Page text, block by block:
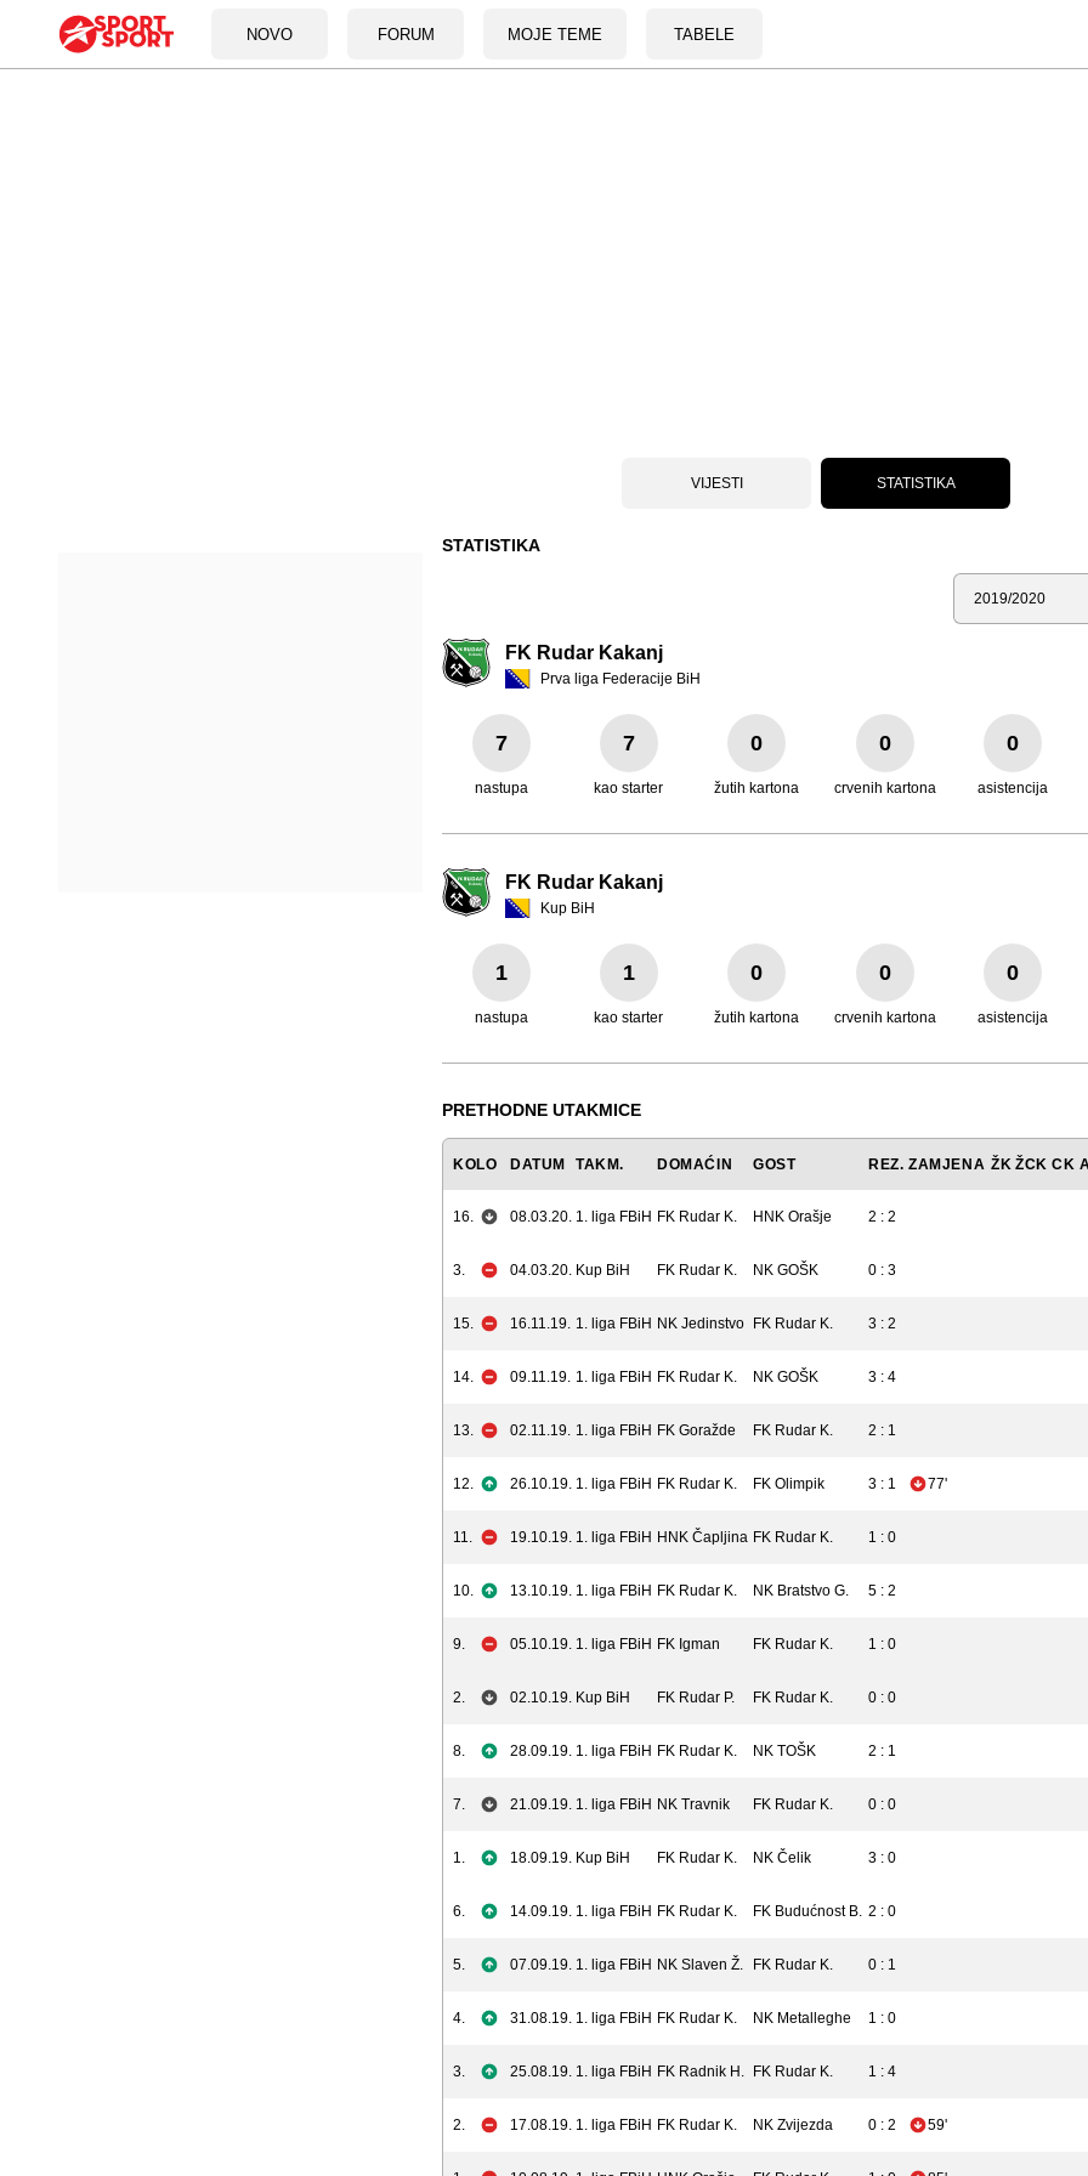
NOVO FORUM MOJE TEME TABELE
VIJESTI STATISTIKA
STATISTIKA
Sezona
FK Rudar Kakanj
Prva liga Federacije BiH
7
nastupa
7
kao starter
0
žutih kartona
0
crvenih kartona
0
asistencija
FK Rudar Kakanj
Kup BiH
1
nastupa
1
kao starter
0
žutih kartona
0
crvenih kartona
0
asistencija
PRETHODNE UTAKMICE
KOLO DATUM TAKM. DOMAĆIN GOST REZ. ZAMJENA ŽK ŽCK CK
16. 08.03.20. 1. liga FBiH FK Rudar K. HNK Orašje 2 : 2
3. 04.03.20. Kup BiH FK Rudar K. NK GOŠK 0 : 3
15. 16.11.19. 1. liga FBiH NK Jedinstvo FK Rudar K. 3 : 2
14. 09.11.19. 1. liga FBiH FK Rudar K. NK GOŠK 3 : 4
13. 02.11.19. 1. liga FBiH FK Goražde FK Rudar K. 2 : 1
12. 26.10.19. 1. liga FBiH FK Rudar K. FK Olimpik 3 : 1 77'
11. 19.10.19. 1. liga FBiH HNK Čapljina FK Rudar K. 1 : 0
10. 13.10.19. 1. liga FBiH FK Rudar K. NK Bratstvo G. 5 : 2
9. 05.10.19. 1. liga FBiH FK Igman FK Rudar K. 1 : 0
2. 02.10.19. Kup BiH FK Rudar P. FK Rudar K. 0 : 0
8. 28.09.19. 1. liga FBiH FK Rudar K. NK TOŠK 2 : 1
7. 21.09.19. 1. liga FBiH NK Travnik FK Rudar K. 0 : 0
1. 18.09.19. Kup BiH FK Rudar K. NK Čelik 3 : 0
6. 14.09.19. 1. liga FBiH FK Rudar K. FK Budućnost B. 2 : 0
5. 07.09.19. 1. liga FBiH NK Slaven Ž. FK Rudar K. 0 : 1
4. 31.08.19. 1. liga FBiH FK Rudar K. NK Metalleghe 1 : 0
3. 25.08.19. 1. liga FBiH FK Radnik H. FK Rudar K. 1 : 4
2. 17.08.19. 1. liga FBiH FK Rudar K. NK Zvijezda 0 : 2 59'